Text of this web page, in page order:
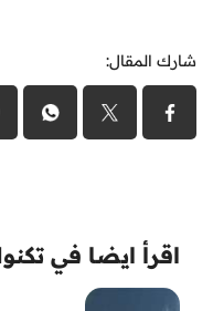
شارك المقال:
اقرأ ايضا في